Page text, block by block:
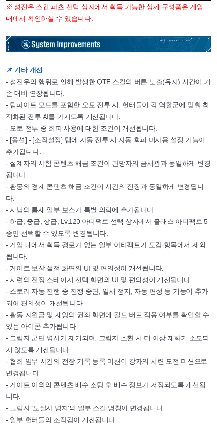
※ 성진우 스킨 파츠 선택 상자에서 획득 가능한 상세 구성품은 게임
내에서 확인하실 수 있습니다.
📌 기타 개선
- 성진우의 행위로 인해 발생한 QTE 스킬의 버튼 노출(유지) 시간이 기
존 대비 연장됩니다.
- 팀파이트 모드를 포함한 오토 전투 시, 헌터들이 각 역할군에 맞춰 최
적화된 전투 AI를 가지도록 개선됩니다.
- 오토 전투 중 회피 사용에 대한 조건이 개선됩니다.
- [옵션] - [조작설정] 탭에 자동 전투 시 자동 회피 미사용 설정 기능이
추가됩니다.
- 설계자의 시험 콘텐츠 해금 조건이 관망자의 금서관과 동일하게 변경
됩니다.
- 환몽의 경계 콘텐츠 해금 조건이 시간의 전장과 동일하게 변경됩니
다.
- 사념의 틈새 일부 보스가 특별 의뢰에 추가됩니다.
- 하급, 중급, 상급, Lv.120 아티팩트 선택 상자에서 클래스 아티팩트 5
종만 선택할 수 있도록 변경됩니다.
- 게임 내에서 획득 경로가 없는 일부 아티팩트가 도감 항목에서 제외
됩니다.
- 게이트 보상 설정 화면의 UI 및 편의성이 개선됩니다.
- 시련의 전장 스테이지 선택 화면의 UI 및 편의성이 개선됩니다.
- 스토리 자동 진행 중 진행 중단, 일시 정지, 자동 편성 등 기능이 추가
되어 편의성이 개선됩니다.
- 활동 지원금 및 재앙의 권좌 화면에 길드 버프 적용 여부를 확인할 수
있는 아이콘 추가됩니다.
- 그림자 군단 병사가 제거되며, 그림자 소환 시 더 이상 재화가 소모되
지 않도록 개선됩니다.
- 협회 임무 시간의 전장 기록 등록 미션이 강자의 시련 도전 미션으로
변경됩니다.
- 게이트 이외의 콘텐츠 배수 소탕 후 배수 정보가 저장되도록 개선됩
니다.
- 그림자 ‘도살자 덩치’의 일부 스킬 명칭이 변경됩니다.
- 일부 헌터들의 조작감이 개선됩니다.